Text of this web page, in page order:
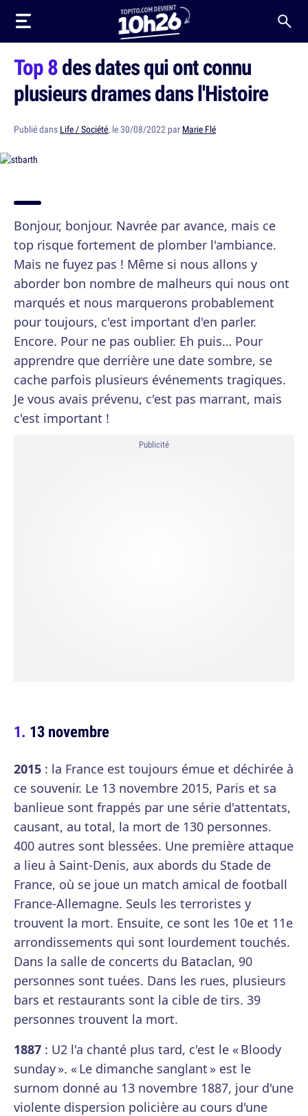
Top 8des dates qui ont connu
plusieurs drames dans l'Histoire
Publié dans Life / Société, le 30/08/2022 par Marie Flé
Bonjour, bonjour. Navrée par avance, mais ce
top risque fortement de plomber l'ambiance.
Mais ne fuyez pas ! Même si nous allons y
aborder bon nombre de malheurs qui nous ont
marqués et nous marquerons probablement
pour toujours, c'est important d'en parler.
Encore. Pour ne pas oublier. Eh puis… Pour
apprendre que derrière une date sombre, se
cache parfois plusieurs événements tragiques.
Je vous avais prévenu, c'est pas marrant, mais
c'est important !
Publicité
13 novembre
2015 : la France est toujours émue et déchirée à
ce souvenir. Le 13 novembre 2015, Paris et sa
banlieue sont frappés par une série d'attentats,
causant, au total, la mort de 130 personnes.
400 autres sont blessées. Une première attaque
a lieu à Saint-Denis, aux abords du Stade de
France, où se joue un match amical de football
France-Allemagne. Seuls les terroristes y
trouvent la mort. Ensuite, ce sont les 10e et 11e
arrondissements qui sont lourdement touchés.
Dans la salle de concerts du Bataclan, 90
personnes sont tuées. Dans les rues, plusieurs
bars et restaurants sont la cible de tirs. 39
personnes trouvent la mort.
1887 : U2 l'a chanté plus tard, c'est le « Bloody
sunday ». « Le dimanche sanglant » est le
surnom donné au 13 novembre 1887, jour d'une
violente dispersion policière au cours d'une